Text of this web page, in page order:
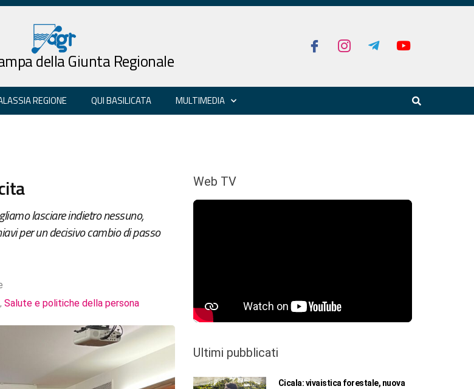
della Giunta Regionale
REGIONE QUI BASILICATA MULTIMEDIA
lasciare indietro nessuno,
per un decisivo cambio di passo
, Salute e politiche della persona
Web TV
Ultimi pubblicati
Cicala: vivaistica forestale, nuova